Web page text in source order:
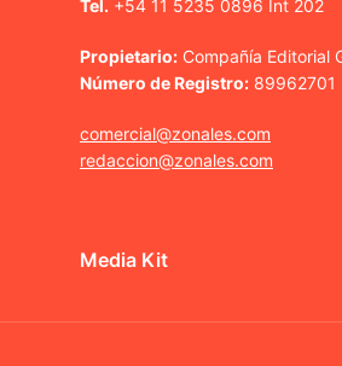
Tel. +54 11 5235 0896 Int 202
Propietario: Compañía Editorial
Número de Registro: 89962701
comercial@zonales.com
redaccion@zonales.com
Media Kit